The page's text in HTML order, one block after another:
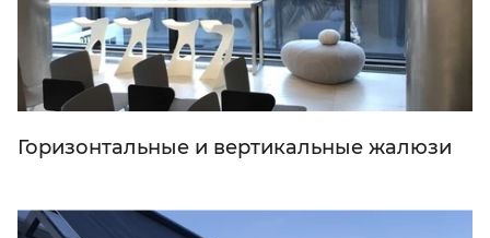
Горизонтальные и вертикальные жалюзи